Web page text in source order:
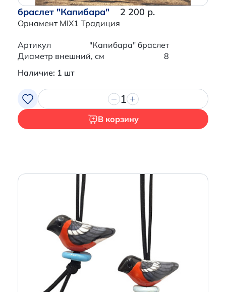
браслет "Капибара"
Орнамент MIX1 Традиция
2 200 р.
Артикул
"Капибара" браслет
Диаметр внешний, см
8
Наличие: 1 шт
1
В корзину